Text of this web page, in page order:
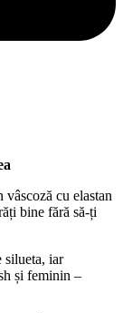
cu elastan
bine fără să-ți
silueta, iar
și feminin –